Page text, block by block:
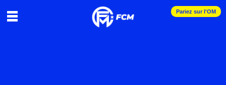
Pariez sur l'OM